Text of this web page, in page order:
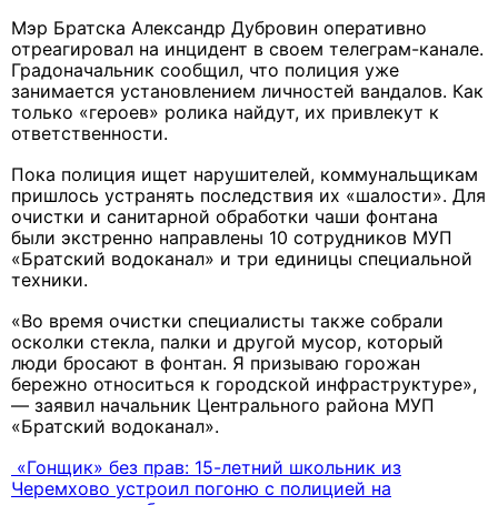
Мэр Братска Александр Дубровин оперативно
отреагировал на инцидент в своем телеграм-канале.
Градоначальник сообщил, что полиция уже
занимается установлением личностей вандалов. Как
только «героев» ролика найдут, их привлекут к
ответственности.
Пока полиция ищет нарушителей, коммунальщикам
пришлось устранять последствия их «шалости». Для
очистки и санитарной обработки чаши фонтана
были экстренно направлены 10 сотрудников МУП
«Братский водоканал» и три единицы специальной
техники.
«Во время очистки специалисты также собрали
осколки стекла, палки и другой мусор, который
люди бросают в фонтан. Я призываю горожан
бережно относиться к городской инфраструктуре»,
— заявил начальник Центрального района МУП
«Братский водоканал».
«Гонщик» без прав: 15-летний школьник из
Черемхово устроил погоню с полицией на